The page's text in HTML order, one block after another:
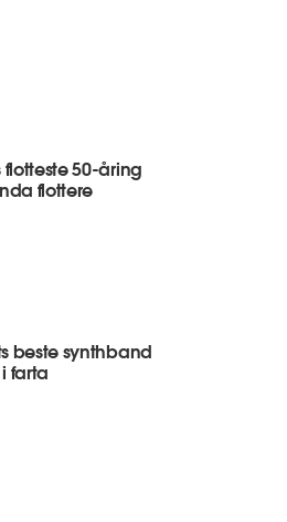
flotteste 50-åring
flottere
beste synthband
farta